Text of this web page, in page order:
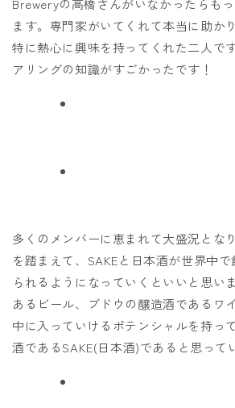
Breweryの高橋さんがいなかったらも
ます。専門家がいてくれて本当に助か
特に熱心に興味を持ってくれた二人
アリングの知識がすごかったです！
多くのメンバーに恵まれて大盛況とな
を踏まえて、SAKEと日本酒が世界中
られるようになっていくといいと思い
あるビール、ブドウの醸造酒であるワ
中に入っていけるポテンシャルを持っ
酒であるSAKE(日本酒)であると思って